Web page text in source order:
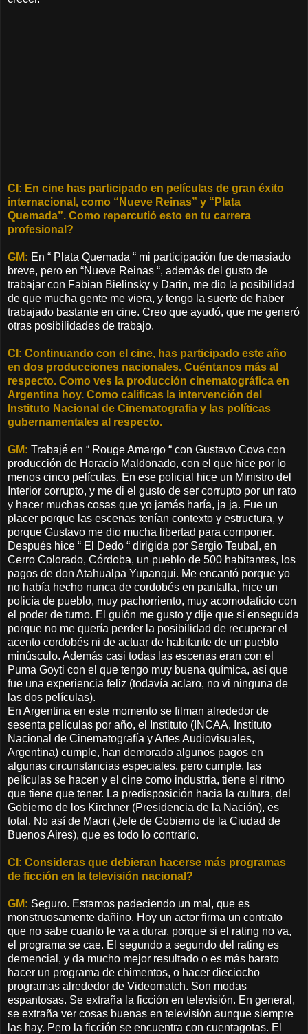
CI: En cine has participado en películas de gran éxito
internacional, como “Nueve Reinas” y “Plata
Quemada”. Como repercutió esto en tu carrera
profesional?
GM: En “ Plata Quemada “ mi participación fue demasiado
breve, pero en “Nueve Reinas “, además del gusto de
trabajar con Fabian Bielinsky y Darin, me dio la posibilidad
de que mucha gente me viera, y tengo la suerte de haber
trabajado bastante en cine. Creo que ayudó, que me generó
otras posibilidades de trabajo.
CI: Continuando con el cine, has participado este año
en dos producciones nacionales. Cuéntanos más al
respecto. Como ves la producción cinematográfica en
Argentina hoy. Como calificas la intervención del
Instituto Nacional de Cinematografia y las políticas
gubernamentales al respecto.
GM: Trabajé en “ Rouge Amargo “ con Gustavo Cova con
producción de Horacio Maldonado, con el que hice por lo
menos cinco películas. En ese policial hice un Ministro del
Interior corrupto, y me di el gusto de ser corrupto por un rato
y hacer muchas cosas que yo jamás haría, ja ja. Fue un
placer porque las escenas tenían contexto y estructura, y
porque Gustavo me dio mucha libertad para componer.
Después hice “ El Dedo “ dirigida por Sergio Teubal, en
Cerro Colorado, Córdoba, un pueblo de 500 habitantes, los
pagos de don Atahualpa Yupanqui. Me encantó porque yo
no había hecho nunca de cordobés en pantalla, hice un
policía de pueblo, muy pachorriento, muy acomodaticio con
el poder de turno. El guión me gusto y dije que sí enseguida
porque no me quería perder la posibilidad de recuperar el
acento cordobés ni de actuar de habitante de un pueblo
minúsculo. Además casi todas las escenas eran con el
Puma Goyti con el que tengo muy buena química, así que
fue una experiencia feliz (todavía aclaro, no vi ninguna de
las dos películas).
En Argentina en este momento se filman alrededor de
sesenta películas por año, el Instituto (INCAA, Instituto
Nacional de Cinematografía y Artes Audiovisuales,
Argentina) cumple, han demorado algunos pagos en
algunas circunstancias especiales, pero cumple, las
películas se hacen y el cine como industria, tiene el ritmo
que tiene que tener. La predisposición hacia la cultura, del
Gobierno de los Kirchner (Presidencia de la Nación), es
total. No así de Macri (Jefe de Gobierno de la Ciudad de
Buenos Aires), que es todo lo contrario.
CI: Consideras que debieran hacerse más programas
de ficción en la televisión nacional?
GM: Seguro. Estamos padeciendo un mal, que es
monstruosamente dañino. Hoy un actor firma un contrato
que no sabe cuanto le va a durar, porque si el rating no va,
el programa se cae. El segundo a segundo del rating es
demencial, y da mucho mejor resultado o es más barato
hacer un programa de chimentos, o hacer dieciocho
programas alrededor de Videomatch. Son modas
espantosas. Se extraña la ficción en televisión. En general,
se extraña ver cosas buenas en televisión aunque siempre
las hay. Pero la ficción se encuentra con cuentagotas. El